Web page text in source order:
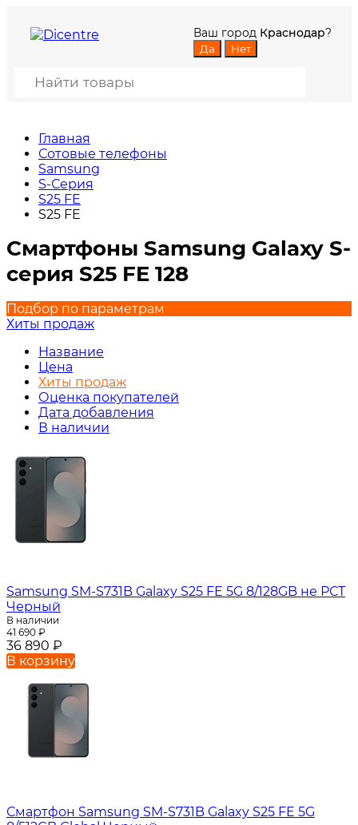
Ваш город Краснодар?
Главная
Сотовые телефоны
Samsung
S-Серия
S25 FE
S25 FE
Смартфоны Samsung Galaxy S-
серия S25 FE 128
Подбор по параметрам
Хиты продаж
Название
Цена
Хиты продаж
Оценка покупателей
Дата добавления
В наличии
Samsung SM-S731B Galaxy S25 FE 5G 8/128GB не РСТ
Черный
В наличии
41 690 ₽
36 890 ₽
В корзину
Смартфон Samsung SM-S731B Galaxy S25 FE 5G